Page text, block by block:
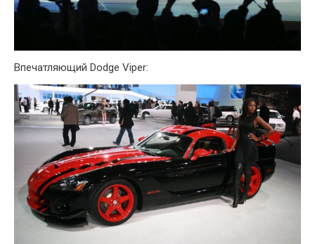
Впечатляющий Dodge Viper: